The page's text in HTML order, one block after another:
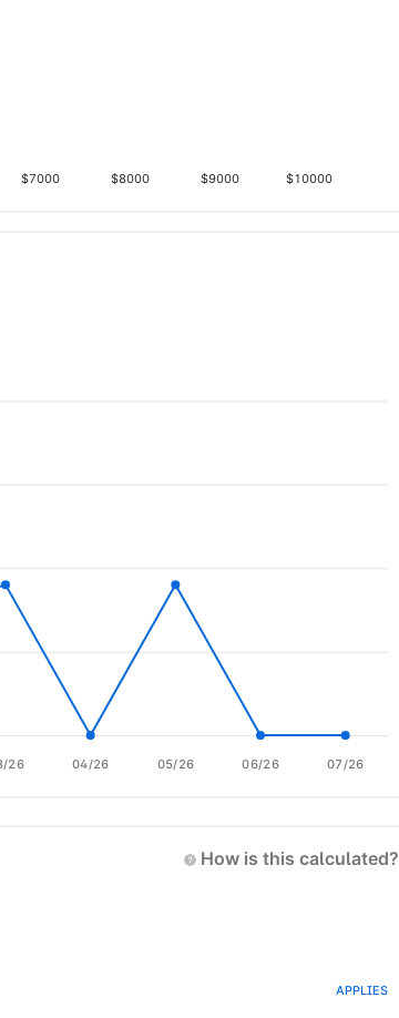
$7000 $8000 $9000 $10000
26 04/26 05/26 06/26 07/26
How is this calculated?
APPLIES